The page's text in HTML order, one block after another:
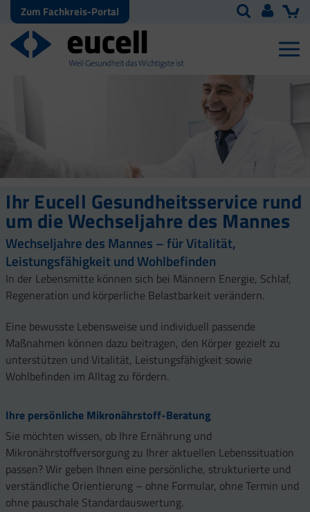
Zum Fachkreis-Portal
Ihr Eucell Gesundheitsservice rund
um die Wechseljahre des Mannes
Wechseljahre des Mannes – für Vitalität,
Leistungsfähigkeit und Wohlbefinden
In der Lebensmitte können sich bei Männern Energie, Schlaf,
Regeneration und körperliche Belastbarkeit verändern.
Eine bewusste Lebensweise und individuell passende
Maßnahmen können dazu beitragen, den Körper gezielt zu
unterstützen und Vitalität, Leistungsfähigkeit sowie
Wohlbefinden im Alltag zu fördern.
Ihre persönliche Mikronährstoff-Beratung
Sie möchten wissen, ob Ihre Ernährung und
Mikronährstoffversorgung zu Ihrer aktuellen Lebenssituation
passen? Wir geben Ihnen eine persönliche, strukturierte und
verständliche Orientierung – ohne Formular, ohne Termin und
ohne pauschale Standardauswertung.